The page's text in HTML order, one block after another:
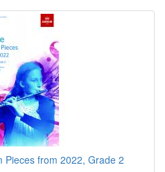
Pieces from 2022, Grade 2